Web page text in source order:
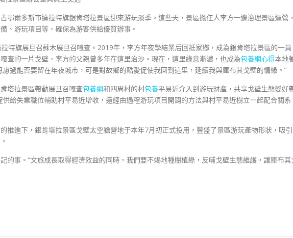
鄂爾多斯市達拉特旗銀肯塔拉景區迎來游玩淡季。這些天，景區擔任人李方一邊治理景區運營，
、游玩項目等，確保為游客供給優質辦事。
特旗展旦召蘇木展旦召嘎查。2019年，李方年夜學結業后回抵家鄉，成為銀肯塔拉景區的一員
查的一片戈壁，李方的父親曾多年在這里治沙。現在，這里綠意漸濃，也成為包養網心得本地
過能否要留在年夜城市，可是對故鄉的酷愛促使我回到這里，延續我與庫布其戈壁的情緣。”
塔拉景區帶動展旦召嘎查包養網和四周村的村包養平易近介入到游玩財產，共享戈壁生態變好
供給失業職位輔助村平易近增收，還經由過程游玩項目開闢的方法與村平易近樹立一起配合關系
推進下，銀肯塔拉景區戈壁太空艙營地于本年7月初正式投用，豐盛了景區游玩產物形狀，吸引
的事。“文旅成長取得經濟效益的同時，我們要不竭地種樹植綠，反哺戈壁生態維護，讓庫布其